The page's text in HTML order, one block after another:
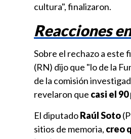
cultura", finalizaron.
Reacciones
Sobre el rechazo a este
(RN) dijo que "lo de la
de la comisión
revelaron que casi el
El diputadoRaúl Soto
sitios de memoria, creo